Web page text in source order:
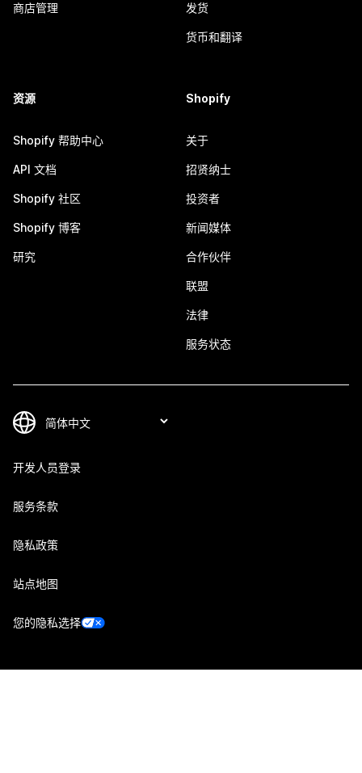
商店管理 发货
货币和翻译
资源
Shopify 帮助中心
API 文档
Shopify 社区
Shopify 博客
研究
Shopify
关于
招贤纳士
投资者
新闻媒体
合作伙伴
联盟
法律
服务状态
开发人员登录
服务条款
隐私政策
站点地图
您的隐私选择